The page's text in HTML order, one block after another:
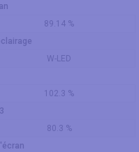
89.14 %
W-LED
102.3 %
80.3 %